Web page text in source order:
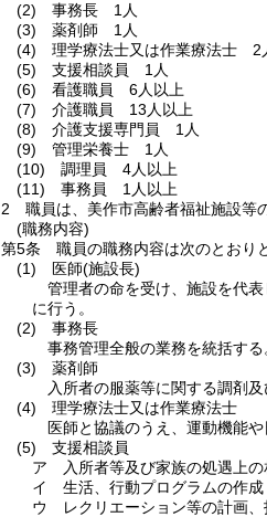
(2)
事務長 1人
(3)
薬剤師 1人
(4)
理学療法士又は作業療法士 2
(5)
支援相談員 1人
(6)
看護職員 6人以上
(7)
介護職員 13人以上
(8)
介護支援専門員 1人
(9)
管理栄養士 1人
(10)
調理員 4人以上
(11)
事務員 1人以上
2
職員は、美作市高齢者福祉施設等
(職務内容)
第5条
職員の職務内容は次のとおり
(1)
医師(施設長)
管理者の命を受け、施設を代
に行う。
(2)
事務長
事務管理全般の業務を統括する
(3)
薬剤師
入所者の服薬等に関する調剤及
(4)
理学療法士又は作業療法士
医師と協議のうえ、運動機能
(5)
支援相談員
ア
入所者等及び家族の処遇上の
イ
生活、行動プログラムの作成
ウ
レクリエーション等の計画